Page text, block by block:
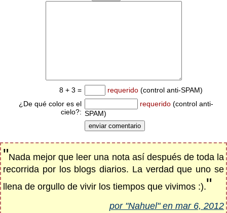
8 + 3 = requerido (control anti-SPAM)
¿De qué color es el
cielo?:
requerido (control anti-
SPAM)
"Nada mejor que leer una nota así después de toda la
recorrida por los blogs diarios. La verdad que uno se
llena de orgullo de vivir los tiempos que vivimos :)."
por "Nahuel" en mar 6, 2012